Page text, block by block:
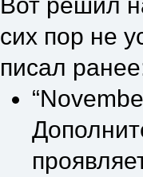
сих пор не
писал